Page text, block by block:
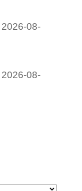
2026-08-
2026-08-